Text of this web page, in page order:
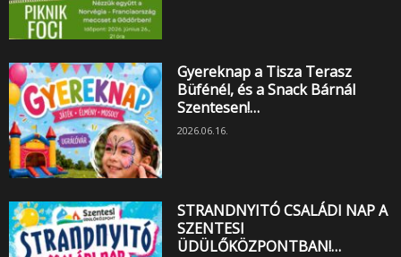
Gyereknap a Tisza Terasz
Büfénél, és a Snack Bárnál
Szentesen!…
2026.06.16.
STRANDNYITÓ CSALÁDI NAP A
SZENTESI
ÜDÜLŐKÖZPONTBAN!…